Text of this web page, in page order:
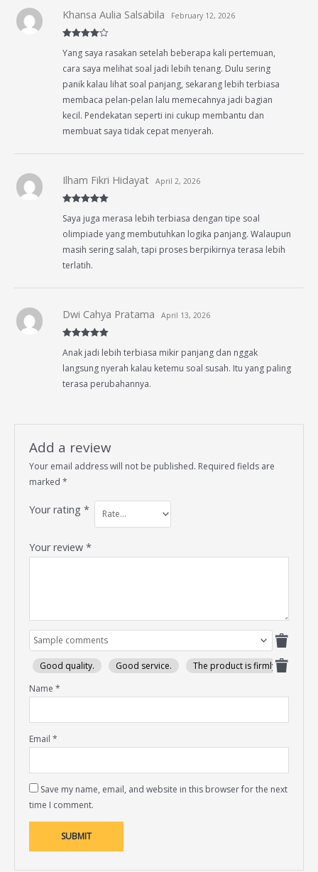
out of 5
Khansa Aulia Salsabila February 12, 2026
Yang saya rasakan setelah beberapa kali pertemuan,
cara saya melihat soal jadi lebih tenang. Dulu sering
panik kalau lihat soal panjang, sekarang lebih terbiasa
membaca pelan-pelan lalu memecahnya jadi bagian
kecil. Pendekatan seperti ini cukup membantu dan
membuat saya tidak cepat menyerah.
of 5
Ilham Fikri Hidayat April 2, 2026
Saya juga merasa lebih terbiasa dengan tipe soal
olimpiade yang membutuhkan logika panjang. Walaupun
masih sering salah, tapi proses berpikirnya terasa lebih
terlatih.
of 5
Dwi Cahya Pratama April 13, 2026
Anak jadi lebih terbiasa mikir panjang dan nggak
langsung nyerah kalau ketemu soal susah. Itu yang paling
terasa perubahannya.
Add a review
Your email address will not be published. Required fields are
marked*
Your rating*
Your review*
Good quality. Good service.
The product is firmly packed.
Name*
Email*
Save my name, email, and website in this browser for the next
time I comment.